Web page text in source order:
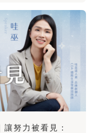
讓努力被看見：